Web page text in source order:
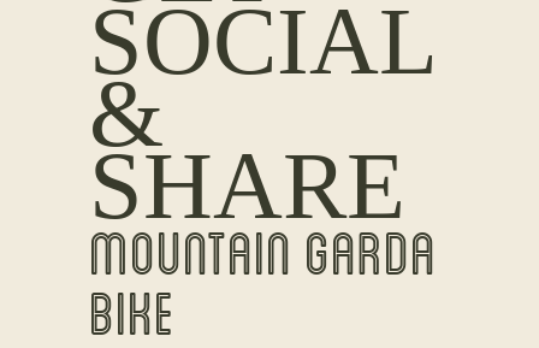
SOCIAL
&
SHARE
MOUNTAIN GARDA
BIKE